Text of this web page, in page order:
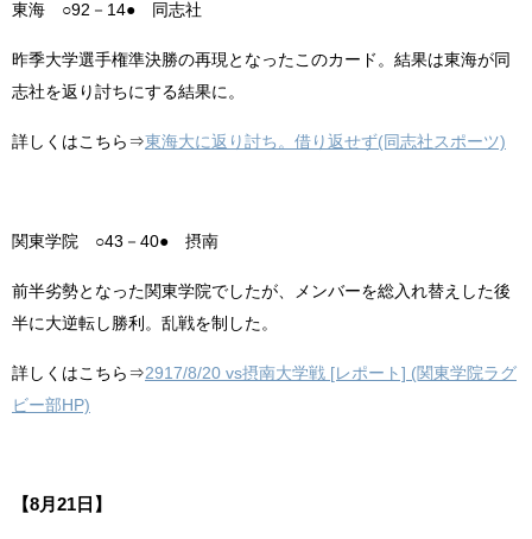
東海 ○92－14● 同志社
昨季大学選手権準決勝の再現となったこのカード。結果は東海が同
志社を返り討ちにする結果に。
詳しくはこちら⇒東海大に返り討ち。借り返せず(同志社スポーツ)
関東学院 ○43－40● 摂南
前半劣勢となった関東学院でしたが、メンバーを総入れ替えした後
半に大逆転し勝利。乱戦を制した。
詳しくはこちら⇒2917/8/20 vs摂南大学戦 [レポート] (関東学院ラグ
ビー部HP)
【8月21日】